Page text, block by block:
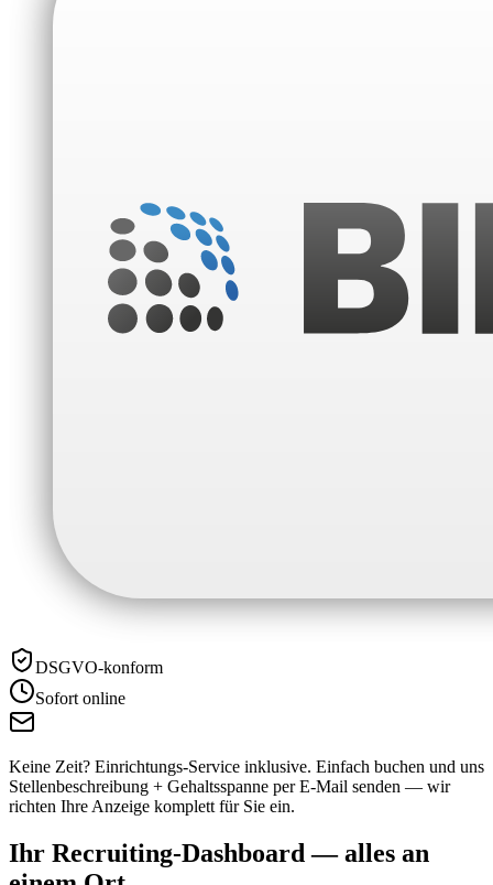
DSGVO-konform
Sofort online
Keine Zeit? Einrichtungs-Service inklusive. Einfach buchen und uns
Stellenbeschreibung + Gehaltsspanne per E-Mail senden — wir
richten Ihre Anzeige komplett für Sie ein.
Ihr Recruiting-Dashboard — alles an